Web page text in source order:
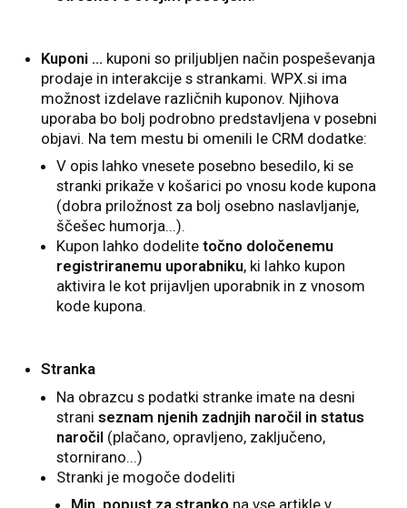
Kuponi ... kuponi so priljubljen način pospeševanja
prodaje in interakcije s strankami. WPX.si ima
možnost izdelave različnih kuponov. Njihova
uporaba bo bolj podrobno predstavljena v posebni
objavi. Na tem mestu bi omenili le CRM dodatke:
V opis lahko vnesete posebno besedilo, ki se
stranki prikaže v košarici po vnosu kode kupona
(dobra priložnost za bolj osebno naslavljanje,
ščešec humorja...).
Kupon lahko dodelite točno določenemu
registriranemu uporabniku, ki lahko kupon
aktivira le kot prijavljen uporabnik in z vnosom
kode kupona.
Stranka
Na obrazcu s podatki stranke imate na desni
strani seznam njenih zadnjih naročil in status
naročil(plačano, opravljeno, zaključeno,
stornirano...)
Stranki je mogoče dodeliti